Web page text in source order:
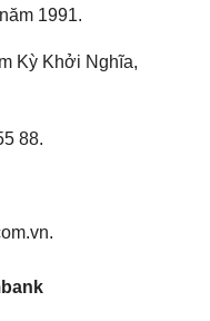
1991.
Kỳ Khởi Nghĩa,
88.